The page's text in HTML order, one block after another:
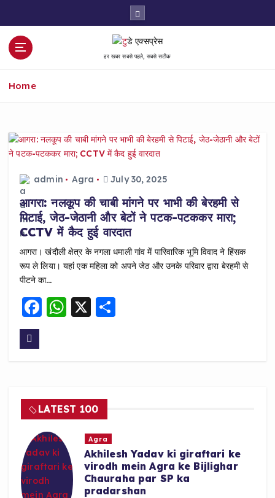
हर खबर सबसे पहले, सबसे सटीक
Home
admin Agra July 30, 2025
आगरा: नलकूप की चाबी मांगने पर भाभी की बेरहमी से
पिटाई, जेठ-जेठानी और बेटों ने पटक-पटककर मारा;
CCTV में कैद हुई वारदात
आगरा। खंदौली क्षेत्र के नगला धमाली गांव में पारिवारिक भूमि विवाद ने हिंसक
रूप ले लिया। यहां एक महिला को अपने जेठ और उनके परिवार द्वारा बेरहमी से
पीटने का…
F
o
o
k
W
p
p
X S
LATEST 100
Agra
Akhilesh Yadav ki giraftari ke
virodh mein Agra ke Bijlighar
Chauraha par SP ka
pradarshan